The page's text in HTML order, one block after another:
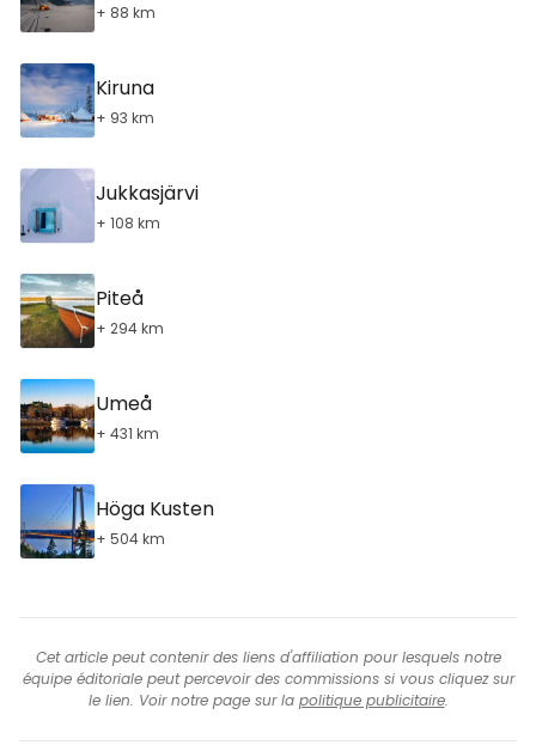
+ 88 km
Kiruna
+ 93 km
Jukkasjärvi
+ 108 km
Piteå
+ 294 km
Umeå
+ 431 km
Höga Kusten
+ 504 km
Cet article peut contenir des liens d'affiliation pour lesquels notre
équipe éditoriale peut percevoir des commissions si vous cliquez sur
le lien. Voir notre page sur la politique publicitaire.